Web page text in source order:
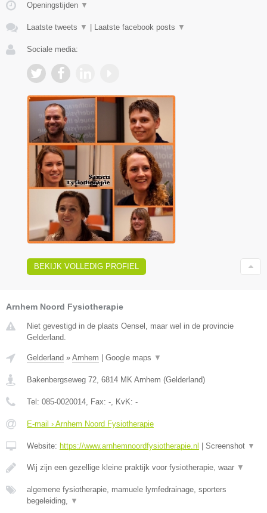
Openingstijden ▼
Laatste tweets ▼ Laatste facebook posts ▼
Sociale media:
BEKIJK VOLLEDIG PROFIEL
Arnhem Noord Fysiotherapie
Niet gevestigd in de plaats Oensel, maar wel in de provincie
Gelderland.
Gelderland » Arnhem Google maps ▼
Bakenbergseweg 72 6814 MK Arnhem (Gelderland)
Tel: 085-0020014 , Fax: - , KvK: -
E-mail › Arnhem Noord Fysiotherapie
Website: https://www.arnhemnoordfysiotherapie.nl Screenshot ▼
Wij zijn een gezellige kleine praktijk voor fysiotherapie, waar ▼
algemene fysiotherapie, mamuele lymfedrainage, sporters
begeleiding,
▼